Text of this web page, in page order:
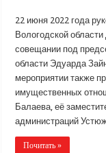
22 июня 2022 года
Вологодской
совещании под
области Эдуарда
мероприятии также
имущественных
Балаева, её
администраций
Почитать »